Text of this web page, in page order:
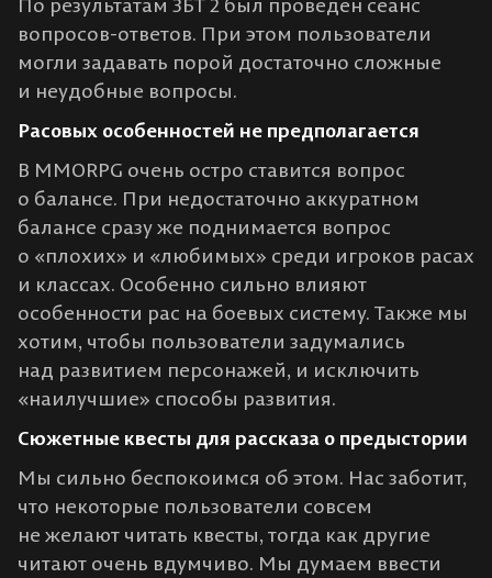
По результатам ЗБТ 2 был проведен сеанс
вопросов-ответов. При этом пользователи
могли задавать порой достаточно сложные
и неудобные вопросы.
Расовых особенностей не предполагается
В MMORPG очень остро ставится вопрос
о балансе. При недостаточно аккуратном
балансе сразу же поднимается вопрос
о «плохих» и «любимых» среди игроков расах
и классах. Особенно сильно влияют
особенности рас на боевых систему. Также мы
хотим, чтобы пользователи задумались
над развитием персонажей, и исключить
«наилучшие» способы развития.
Сюжетные квесты для рассказа о предыстории
Мы сильно беспокоимся об этом. Нас заботит,
что некоторые пользователи совсем
не желают читать квесты, тогда как другие
читают очень вдумчиво. Мы думаем ввести